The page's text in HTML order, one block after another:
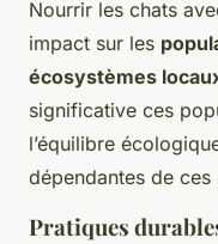
Nourrir les chats
impact sur les
écosystèmes
significative ces
l’équilibre
dépendantes de ces
Pratiques